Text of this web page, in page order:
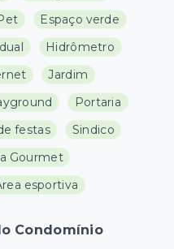
Espaço verde
Hidrômetro
Jardim
Portaria
festas
Sindico
Gourmet
esportiva
Condomínio